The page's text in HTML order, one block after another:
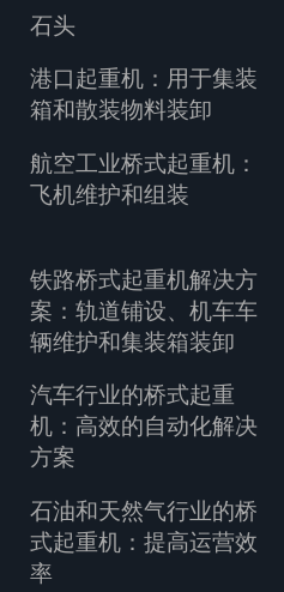
石头
港口起重机：用于集装
箱和散装物料装卸
航空工业桥式起重机：
飞机维护和组装
铁路桥式起重机解决方
案：轨道铺设、机车车
辆维护和集装箱装卸
汽车行业的桥式起重
机：高效的自动化解决
方案
石油和天然气行业的桥
式起重机：提高运营效
率